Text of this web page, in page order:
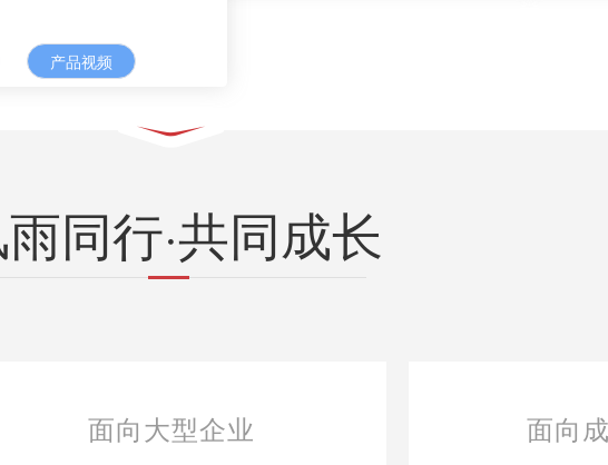
产品视频
同行·共同成长
面向大型企业 面向